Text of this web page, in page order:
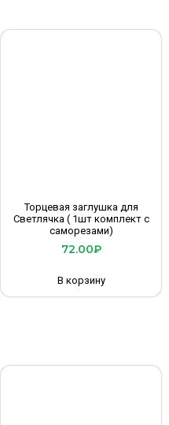
Торцевая заглушка для
Светлячка ( 1шт комплект с
саморезами)
72.00₽
В корзину